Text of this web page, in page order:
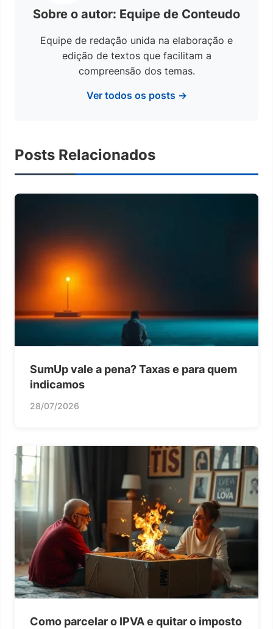
Sobre o autor: Equipe de Conteudo
Equipe de redação unida na elaboração e
edição de textos que facilitam a
compreensão dos temas.
Ver todos os posts →
Posts Relacionados
SumUp vale a pena? Taxas e para quem
indicamos
28/07/2026
Como parcelar o IPVA e quitar o imposto